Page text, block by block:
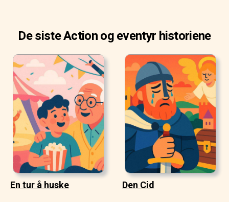
De siste Action og eventyr historiene
En tur å huske Den Cid